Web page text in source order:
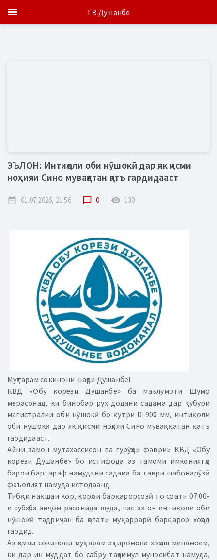
ЭЪЛОН: Интиқоли оби нӯшокӣ дар як қисми
ноҳияи Сино муваққатан қатъ гардидааст
date_range 01.07.2026, 21:56 chat_bubble_outline 0 remove_red_eye 130
Муҳтарам сокинони шаҳри Душанбе!
КВД «Обу корези Душанбе» ба маълумоти Шумо
мерасонад, ки бинобар рух додани садама дар қубури
магистралии оби нӯшокӣ бо қутри D-900 мм, интиқоли
оби нӯшокӣ дар як қисми ноҳияи Сино муваққатан қатъ
гардидааст.
Айни замон мутахассисон ва гурӯҳҳои фаврии КВД «Обу
корези Душанбе» бо истифода аз тамоми имкониятҳо
барои бартараф намудани садама ба таври шабонарӯзӣ
фаъолият намуда истодаанд.
Тибқи нақшаи кор, корҳои барқарорсозӣ то соати 07:00-
и субҳ ба анҷом расонида шуда, пас аз он интиқоли оби
нӯшокӣ тадриҷан ба ҳолати муқаррарӣ барқарор хоҳад
гардид.
Аз ҳамаи сокинони муҳтарам эҳтиромона хоҳиш менамоем,
ки дар ин муддат бо сабру таҳаммул муносибат намуда,
ТВ Душанбе